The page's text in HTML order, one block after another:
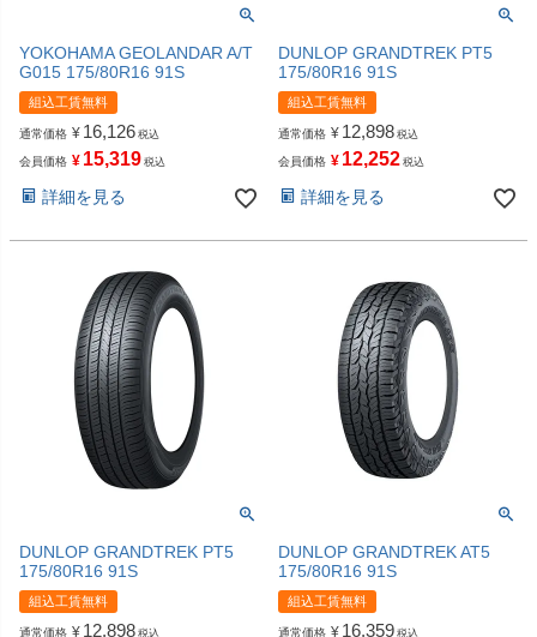
YOKOHAMA GEOLANDAR A/T
G015 175/80R16 91S
組込工賃無料
通常価格 ¥ 16,126 税込
会員価格 ¥ 15,319 税込
詳細を見る
DUNLOP GRANDTREK PT5
175/80R16 91S
組込工賃無料
通常価格 ¥ 12,898 税込
会員価格 ¥ 12,252 税込
詳細を見る
DUNLOP GRANDTREK PT5
175/80R16 91S
組込工賃無料
通常価格 ¥ 12,898 税込
DUNLOP GRANDTREK AT5
175/80R16 91S
組込工賃無料
通常価格 ¥ 16,359 税込